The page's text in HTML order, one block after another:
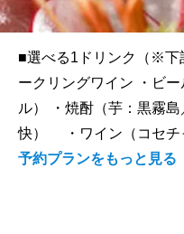
■選べる1ドリンク（※下
ークリングワイン ・ビ
ル） ・焼酎（芋：黒霧
快） ・ワイン（コセチ
予約プランをもっと見る